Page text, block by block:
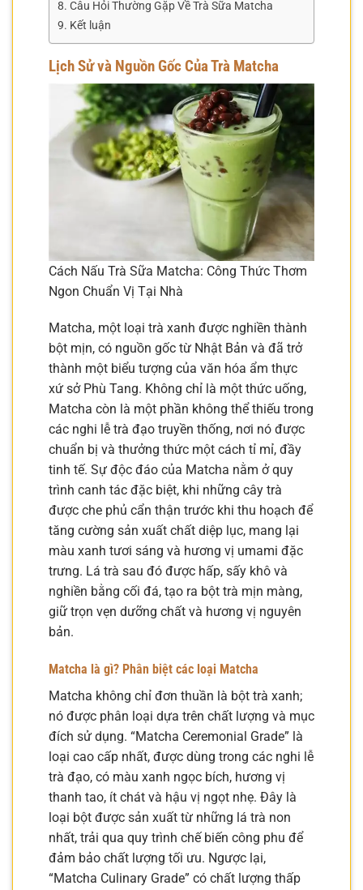
Câu Hỏi Thường Gặp Về Trà Sữa Matcha
Kết luận
Lịch Sử và Nguồn Gốc Của Trà Matcha
Cách Nấu Trà Sữa Matcha: Công Thức Thơm
Ngon Chuẩn Vị Tại Nhà
Matcha, một loại trà xanh được nghiền thành
bột mịn, có nguồn gốc từ Nhật Bản và đã trở
thành một biểu tượng của văn hóa ẩm thực
xứ sở Phù Tang. Không chỉ là một thức uống,
Matcha còn là một phần không thể thiếu trong
các nghi lễ trà đạo truyền thống, nơi nó được
chuẩn bị và thưởng thức một cách tỉ mỉ, đầy
tinh tế. Sự độc đáo của Matcha nằm ở quy
trình canh tác đặc biệt, khi những cây trà
được che phủ cẩn thận trước khi thu hoạch để
tăng cường sản xuất chất diệp lục, mang lại
màu xanh tươi sáng và hương vị umami đặc
trưng. Lá trà sau đó được hấp, sấy khô và
nghiền bằng cối đá, tạo ra bột trà mịn màng,
giữ trọn vẹn dưỡng chất và hương vị nguyên
bản.
Matcha là gì? Phân biệt các loại Matcha
Matcha không chỉ đơn thuần là bột trà xanh;
nó được phân loại dựa trên chất lượng và mục
đích sử dụng. “Matcha Ceremonial Grade” là
loại cao cấp nhất, được dùng trong các nghi lễ
trà đạo, có màu xanh ngọc bích, hương vị
thanh tao, ít chát và hậu vị ngọt nhẹ. Đây là
loại bột được sản xuất từ những lá trà non
nhất, trải qua quy trình chế biến công phu để
đảm bảo chất lượng tối ưu. Ngược lại,
“Matcha Culinary Grade” có chất lượng thấp